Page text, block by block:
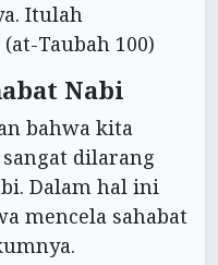
Itulah
Taubah 100)
Nabi
bahwa kita
dilarang
Dalam hal ini
mencela sahabat